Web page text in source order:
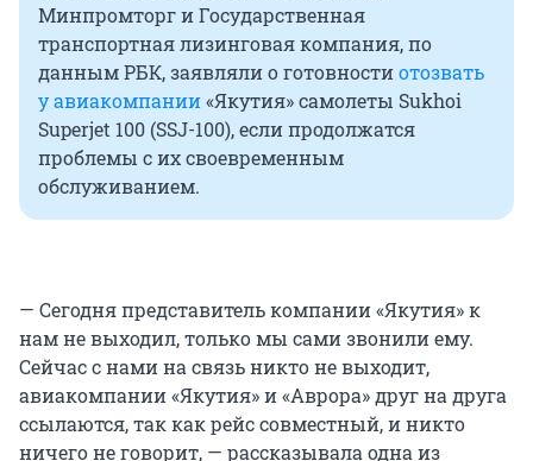
Минпромторг и Государственная
транспортная лизинговая компания, по
данным РБК, заявляли о готовностиотозвать
у авиакомпании«Якутия» самолеты Sukhoi
Superjet 100 (SSJ-100), если продолжатся
проблемы с их своевременным
обслуживанием.
— Сегодня представитель компании «Якутия» к
нам не выходил, только мы сами звонили ему.
Сейчас с нами на связь никто не выходит,
авиакомпании «Якутия» и «Аврора» друг на друга
ссылаются, так как рейс совместный, и никто
ничего не говорит, — рассказывала одна из